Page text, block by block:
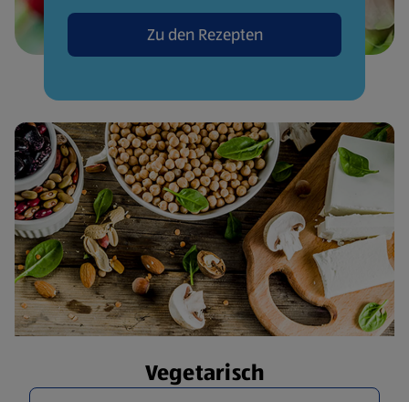
Zu den Rezepten
Vegetarisch